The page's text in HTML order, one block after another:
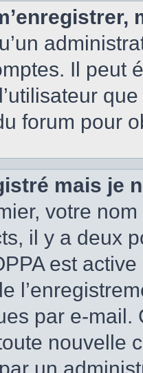
Il peut
forum pour
mais je
votre
il y a deux
est
par e-
nouvelle